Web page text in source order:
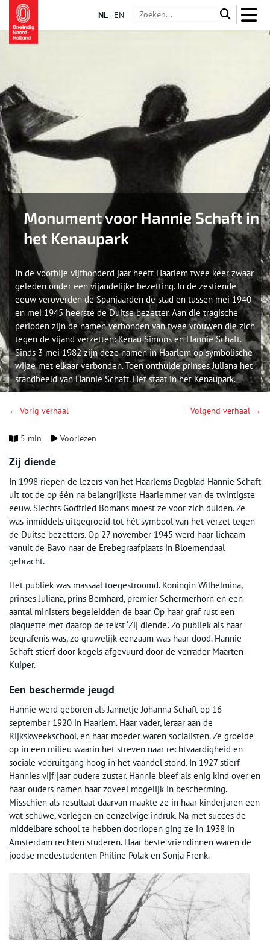
NL EN
Monument voor Hannie Schaft in
het Kenaupark
In de voorbije vijfhonderd jaar heeft Haarlem twee keer zwaar
geleden onder een vijandelijke bezetting. In de zestiende
eeuw veroverden de Spanjaarden de stad en tussen mei 1940
en mei 1945 heerste de Duitse bezetter. Aan die tragische
perioden zijn de namen verbonden van twee vrouwen die zich
tegen de vijand verzetten: Kenau Simons en Hannie Schaft.
Sinds 3 mei 1982 zijn deze namen in Haarlem op symbolische
wijze met elkaar verbonden. Toen onthulde prinses Juliana het
standbeeld van Hannie Schaft. Het staat in het Kenaupark.
← Vorig verhaal Volgend verhaal →
5 min Voorlezen
Zij diende
In 1998 riepen de lezers van het Haarlems Dagblad Hannie Schaft
uit tot de op één na belangrijkste Haarlemmer van de twintigste
eeuw. Slechts Godfried Bomans moest ze voor zich dulden. Ze
was inmiddels uitgegroeid tot hét symbool van het verzet tegen
de Duitse bezetters. Op 27 november 1945 werd haar lichaam
vanuit de Bavo naar de Erebegraafplaats in Bloemendaal
gebracht.
Het publiek was massaal toegestroomd. Koningin Wilhelmina,
prinses Juliana, prins Bernhard, premier Schermerhorn en een
aantal ministers begeleidden de baar. Op haar graf rust een
plaquette met daarop de tekst ‘Zij diende’. Zo publiek als haar
begrafenis was, zo gruwelijk eenzaam was haar dood. Hannie
Schaft stierf door kogels afgevuurd door de verrader Maarten
Kuiper.
Een beschermde jeugd
Hannie werd geboren als Jannetje Johanna Schaft op 16
september 1920 in Haarlem. Haar vader, leraar aan de
Rijkskweekschool, en haar moeder waren socialisten. Ze groeide
op in een milieu waarin het streven naar rechtvaardigheid en
sociale vooruitgang hoog in het vaandel stond. In 1927 stierf
Hannies vijf jaar oudere zuster. Hannie bleef als enig kind over en
haar ouders namen haar zoveel mogelijk in bescherming.
Misschien als resultaat daarvan maakte ze in haar kinderjaren een
wat schuwe, verlegen en eenzelvige indruk. Na met succes de
middelbare school te hebben doorlopen ging ze in 1938 in
Amsterdam rechten studeren. Haar beste vriendinnen waren de
joodse medestudenten Philine Polak en Sonja Frenk.